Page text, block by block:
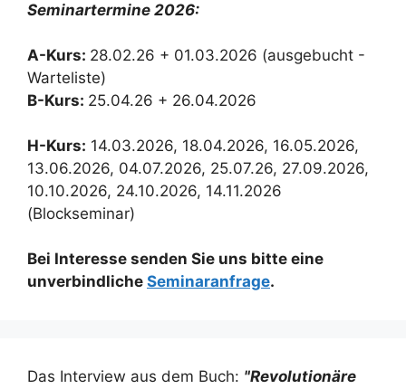
Seminartermine 2026:
A-Kurs: 28.02.26 + 01.03.2026 (ausgebucht -
Warteliste)
B-Kurs: 25.04.26 + 26.04.2026
H-Kurs: 14.03.2026, 18.04.2026, 16.05.2026,
13.06.2026, 04.07.2026, 25.07.26, 27.09.2026,
10.10.2026, 24.10.2026, 14.11.2026
(Blockseminar)
Bei Interesse senden Sie uns bitte eine
unverbindliche Seminaranfrage.
Das Interview aus dem Buch: "Revolutionäre